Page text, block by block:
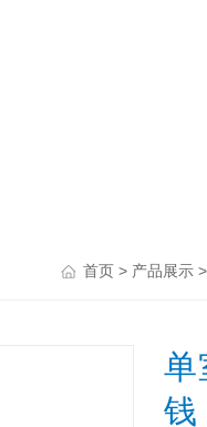
首页 > 产品展示 >
单
钱